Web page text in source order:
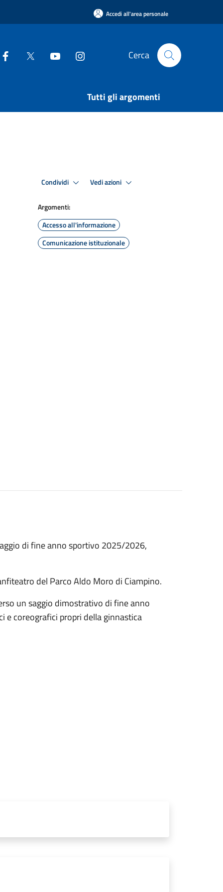
Accedi all'area personale
Cerca
Tutti gli argomenti
Condividi Vedi azioni
Argomenti:
Accesso all'informazione
Comunicazione istituzionale
di fine anno sportivo 2025/2026,
del Parco Aldo Moro di Ciampino.
un saggio dimostrativo di fine anno
e coreografici propri della ginnastica